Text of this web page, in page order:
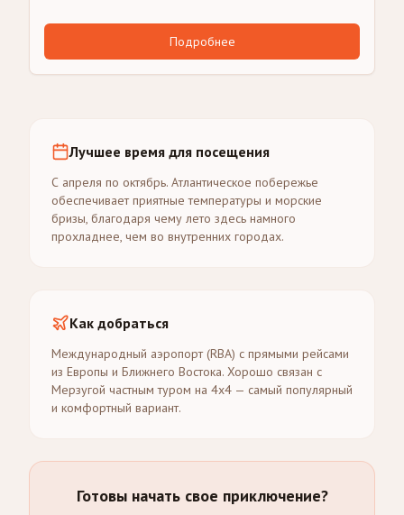
Подробнее
Лучшее время для посещения
С апреля по октябрь. Атлантическое побережье
обеспечивает приятные температуры и морские
бризы, благодаря чему лето здесь намного
прохладнее, чем во внутренних городах.
Как добраться
Международный аэропорт (RBA) с прямыми рейсами
из Европы и Ближнего Востока. Хорошо связан с
Мерзугой частным туром на 4x4 — самый популярный
и комфортный вариант.
Готовы начать свое приключение?